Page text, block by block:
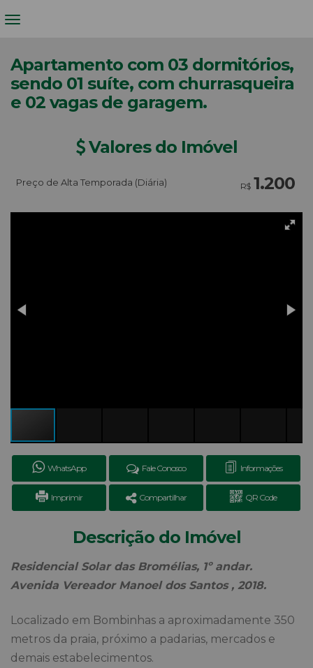
Apartamento com 03 dormitórios,
sendo 01 suíte, com churrasqueira
e 02 vagas de garagem.
Valores do Imóvel
R$ 1.200
Preço de Alta Temporada (Diária)
WhatsApp Fale Conosco Informações
Imprimir Compartilhar QR Code
Descrição do Imóvel
Residencial Solar das Bromélias, 1º andar.
Avenida Vereador Manoel dos Santos , 2018.
Localizado em Bombinhas a aproximadamente 350
metros da praia, próximo a padarias, mercados e
demais estabelecimentos.